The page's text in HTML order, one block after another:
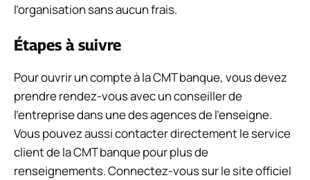
l’organisation sans aucun frais.
Étapes à suivre
Pour ouvrir un compte à la CMT banque, vous devez
prendre rendez-vous avec un conseiller de
l’entreprise dans une des agences de l’enseigne.
Vous pouvez aussi contacter directement le service
client de la CMT banque pour plus de
renseignements. Connectez-vous sur le site officiel